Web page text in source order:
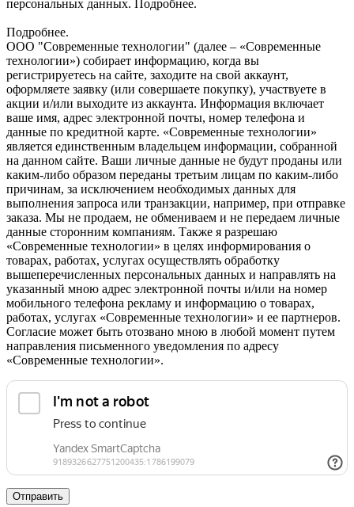
персональных данных. Подробнее.
Подробнее.
OOO "Современные технологии" (далее – «Современные
технологии») собирает информацию, когда вы
регистрируетесь на сайте, заходите на свой аккаунт,
оформляете заявку (или совершаете покупку), участвуете в
акции и/или выходите из аккаунта. Информация включает
ваше имя, адрес электронной почты, номер телефона и
данные по кредитной карте. «Современные технологии»
является единственным владельцем информации, собранной
на данном сайте. Ваши личные данные не будут проданы или
каким-либо образом переданы третьим лицам по каким-либо
причинам, за исключением необходимых данных для
выполнения запроса или транзакции, например, при отправке
заказа. Мы не продаем, не обмениваем и не передаем личные
данные сторонним компаниям. Также я разрешаю
«Современные технологии» в целях информирования о
товарах, работах, услугах осуществлять обработку
вышеперечисленных персональных данных и направлять на
указанный мною адрес электронной почты и/или на номер
мобильного телефона рекламу и информацию о товарах,
работах, услугах «Современные технологии» и ее партнеров.
Согласие может быть отозвано мною в любой момент путем
направления письменного уведомления по адресу
«Современные технологии».